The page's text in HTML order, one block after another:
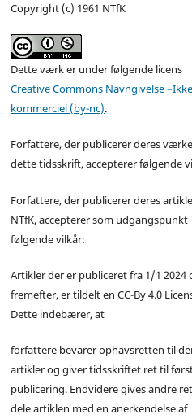
Copyright (c) 1961 NTfK
Dette værk er under følgende licens
Creative Commons Navngivelse
kommerciel (by-nc).
Forfattere, der publicerer deres
dette tidsskrift, accepterer følgende
Forfattere, der publicerer deres
NTfK, accepterer som udgangspunkt
følgende vilkår:
Artikler der er publiceret fra 1/1 2024
fremefter, er tildelt en CC-By 4.0
Dette indebærer, at
forfattere bevarer ophavsretten til
artikler og giver tidsskriftet ret til
publicering. Endvidere gives andre
dele artiklen med en anerkendelse af